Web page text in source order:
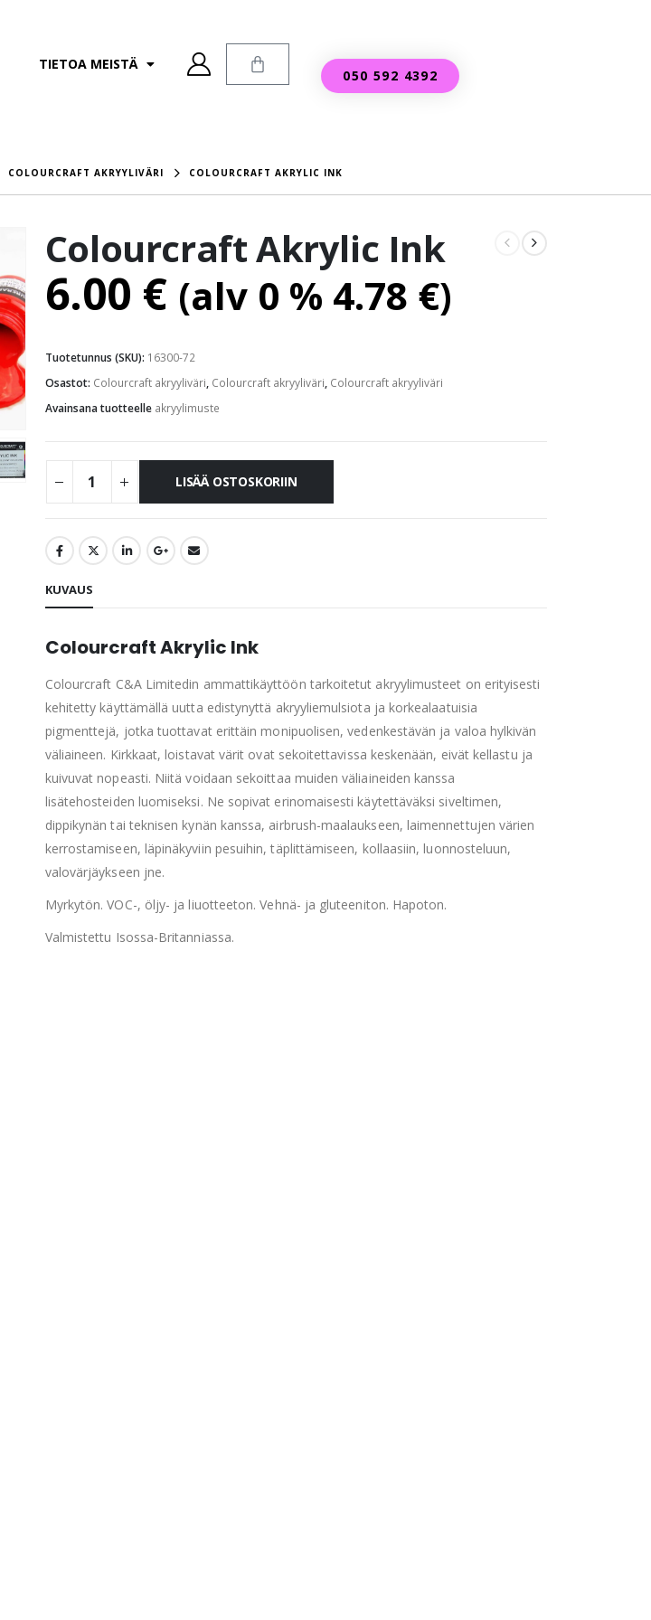
TIETOA MEISTÄ
050 592 4392
COLOURCRAFT AKRYYLIVÄRI COLOURCRAFT AKRYLIC INK
Colourcraft Akrylic Ink
6.00 € (alv 0 % 4.78 €)
Tuotetunnus (SKU): 16300-72
Osastot: Colourcraft akryyliväri, Colourcraft akryyliväri, Colourcraft akryyliväri
Avainsana tuotteelle akryylimuste
LISÄÄ OSTOSKORIIN
KUVAUS
Colourcraft Akrylic Ink
Colourcraft C&A Limitedin ammattikäyttöön tarkoitetut akryylimusteet on erityisesti
kehitetty käyttämällä uutta edistynyttä akryyliemulsiota ja korkealaatuisia
pigmenttejä, jotka tuottavat erittäin monipuolisen, vedenkestävän ja valoa hylkivän
väliaineen. Kirkkaat, loistavat värit ovat sekoitettavissa keskenään, eivät kellastu ja
kuivuvat nopeasti. Niitä voidaan sekoittaa muiden väliaineiden kanssa
lisätehosteiden luomiseksi. Ne sopivat erinomaisesti käytettäväksi siveltimen,
dippikynän tai teknisen kynän kanssa, airbrush-maalaukseen, laimennettujen värien
kerrostamiseen, läpinäkyviin pesuihin, täplittämiseen, kollaasiin, luonnosteluun,
valovärjäykseen jne.
Myrkytön. VOC-, öljy- ja liuotteeton. Vehnä- ja gluteeniton. Hapoton.
Valmistettu Isossa-Britanniassa.